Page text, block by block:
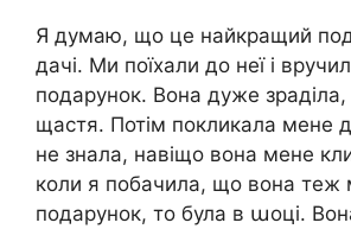
Я думаю, що це найкращий
дачі. Ми поїхали до неї і
подарунок. Вона дуже зраділа,
щастя. Потім покликала мене
не знала, навіщо вона мене
коли я побачила, що вона теж
подарунок, то була в աоці.